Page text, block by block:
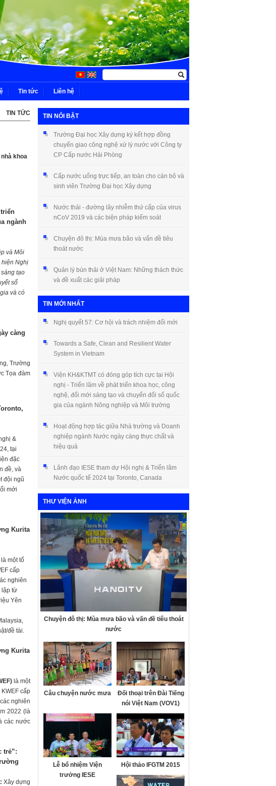
Tin tức Liên hệ
TIN TỨC
khoa
ngành
và Môi
hiện Nghị
tạo
số
và có
càng
Trường
Tọa đàm
&
tại
đặc
đề, và
đội ngũ
mới
Kurita
một tổ
cấp
nghiên
lập từ
Yên
đề tài.
Kurita
là một
cấp
nghiên
2022 (là
các nước
trẻ”:
Xây dựng
TIN NỔI BẬT
Trường Đại học Xây dựng ký kết hợp đồng
chuyển giao công nghệ xử lý nước với Công ty
CP Cấp nước Hải Phòng
Cấp nước uống trực tiếp, an toàn cho cán bộ và
sinh viên Trường Đại học Xây dựng
Nước thải - đường lây nhiễm thứ cấp của virus
nCoV 2019 và các biện pháp kiểm soát
Chuyện đô thị: Mùa mưa bão và vấn đề tiêu
thoát nước
Quản lý bùn thải ở Việt Nam: Những thách thức
và đề xuất các giải pháp
TIN MỚI NHẤT
Nghị quyết 57: Cơ hội và trách nhiệm đổi mới
Towards a Safe, Clean and Resilient Water
System in Vietnam
Viện KH&KTMT có đóng góp tích cực tại Hội
nghị - Triển lãm về phát triển khoa học, công
nghệ, đổi mới sáng tạo và chuyển đổi số quốc
gia của ngành Nông nghiệp và Môi trường
Hoạt động hợp tác giữa Nhà trường và Doanh
nghiệp ngành Nước ngày càng thực chất và
hiệu quả
Lãnh đạo IESE tham dự Hội nghị & Triển lãm
Nước quốc tế 2024 tại Toronto, Canada
THƯ VIỆN ẢNH
Chuyện đô thị: Mùa mưa bão và vấn đề tiêu thoát
nước
Câu chuyện nước mưa
Đối thoại trên Đài Tiếng
nói Việt Nam (VOV1)
Lễ bổ nhiệm Viện
trưởng IESE
Hội thảo IFGTM 2015